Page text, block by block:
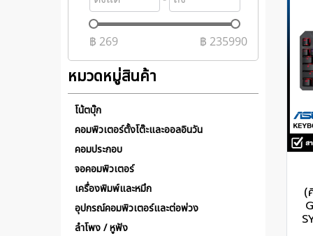
(
฿ 269 ฿ 235990
หมวดหมู่สินค้า
โน้ตบุ๊ก
คอมพิวเตอร์ตั้งโต๊ะและออลอินวัน
คอมประกอบ
จอคอมพิวเตอร์
เครื่องพิมพ์และหมึก
อุปกรณ์คอมพิวเตอร์และต่อพ่วง
ลำโพง / หูฟัง